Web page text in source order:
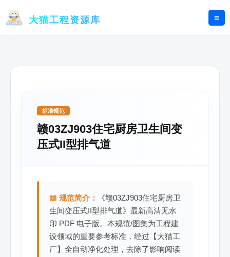
大猫工程资源库
标准规范
赣03ZJ903住宅厨房卫生间变
压式II型排气道
📖 规范简介：
《赣03ZJ903住宅厨房卫
生间变压式II型排气道》最新高清无水
印 PDF 电子版。本规范/图集为工程建
设领域的重要参考标准，经过【大猫工
厂】全自动净化处理，去除了影响阅读